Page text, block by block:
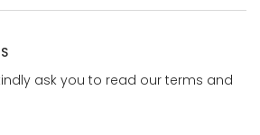
ask you to read our terms and